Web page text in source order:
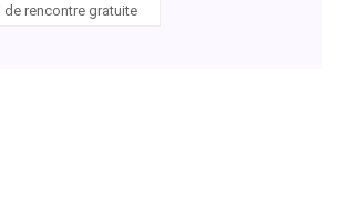
de rencontre gratuite